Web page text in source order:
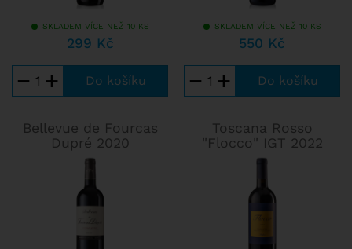
SKLADEM VÍCE NEŽ 10 KS
299 Kč
− +
SKLADEM VÍCE NEŽ 10 KS
550 Kč
− +
Bellevue de Fourcas
Dupré 2020
Toscana Rosso
"Flocco" IGT 2022